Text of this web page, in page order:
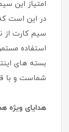
امتیاز این
در این است
سیم کارت از
استفاده
بسته های
شماست و با
هدایای ویژه